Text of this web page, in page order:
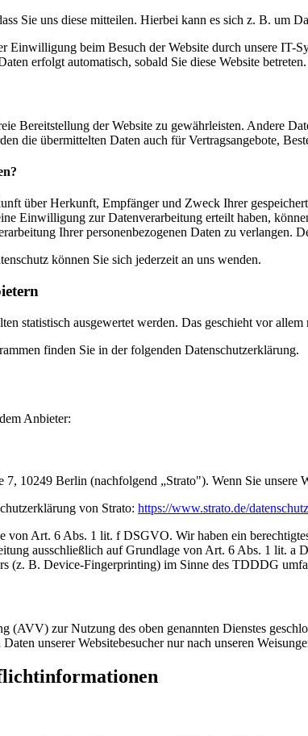
Sie uns diese mitteilen. Hierbei kann es sich z. B. um
Einwilligung beim Besuch der Website durch unsere IT-
erfolgt automatisch, sobald Sie diese Website betreten.
Bereitstellung der Website zu gewährleisten. Andere
die übermittelten Daten auch für Vertragsangebote,
über Herkunft, Empfänger und Zweck Ihrer
Einwilligung zur Datenverarbeitung erteilt haben,
Ihrer personenbezogenen Daten zu verlangen.
können Sie sich jederzeit an uns wenden.
statistisch ausgewertet werden. Das geschieht vor
finden Sie in der folgenden Datenschutzerklärung.
Anbieter:
10249 Berlin (nachfolgend „Strato"). Wenn Sie unsere
von Strato: https://www.strato.de/
Art. 6 Abs. 1 lit. f DSGVO. Wir haben ein
ausschließlich auf Grundlage von Art. 6 Abs. 1 lit.
(z. B. Device-Fingerprinting) im Sinne des TDDDG
(AVV) zur Nutzung des oben genannten Dienstes
Daten unserer Websitebesucher nur nach unseren